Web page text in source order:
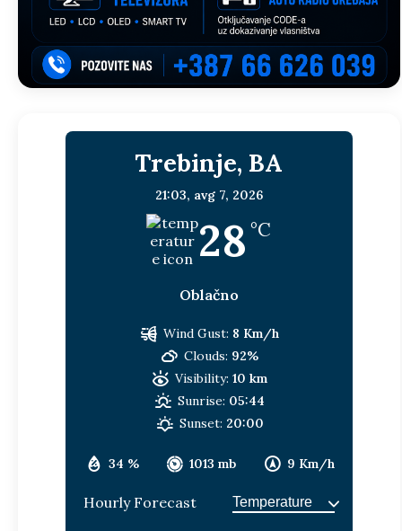
Trebinje, BA
21:03, avg 7, 2026
28 °C
Oblačno
34 % 1013 mb 9 Km/h
Wind Gust: 8 Km/h
Clouds: 92%
Visibility: 10 km
Sunrise: 05:44
Sunset: 20:00
Hourly Forecast